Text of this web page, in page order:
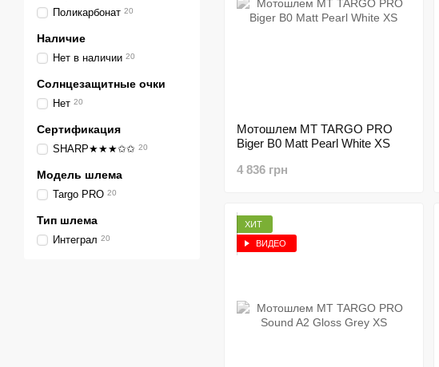
Мотошлем MT TARGO PRO
Biger B0 Matt Pearl White XS
4 836 грн
ХИТ
ВИДЕО
Поликарбонат 20
Наличие
Нет в наличии 20
Солнцезащитные очки
Нет 20
Сертификация
SHARP★★★✩✩ 20
Модель шлема
Targo PRO 20
Тип шлема
Интеграл 20